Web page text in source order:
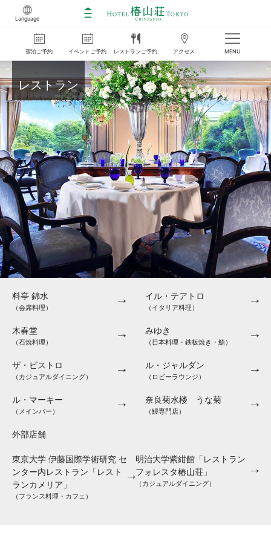
Language
宿泊ご予約 イベント ご予約 レストラン ご予約 アクセス MENU
レストラン
料亭 錦水
（会席料理）
イル・テアトロ
（イタリア料理）
木春堂
（石焼料理）
みゆき
（日本料理・鉄板焼き・鮨）
ザ・ビストロ
（カジュアルダイニング）
ル・ジャルダン
（ロビーラウンジ）
ル・マーキー
（メインバー）
奈良菊水楼 うな菊
（鰻専門店）
外部店舗
東京大学 伊藤国際学術研究 セ
ンター内レストラン「レスト
ランカメリア」
（フランス料理・カフェ）
明治大学紫紺館「レストラン
フォレスタ椿山荘」
（カジュアルダイニング）